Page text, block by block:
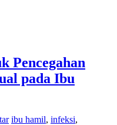
Pencegahan
pada Ibu
ibu hamil, infeksi,